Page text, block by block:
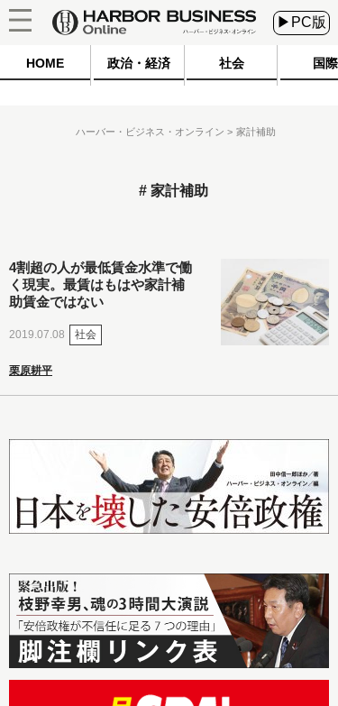
▶PC版
HOME 政治・経済 社会 国際
ハーバー・ビジネス・オンライン 家計補助
家計補助
4割超の人が最低賃金水準で働
く現実。最賃はもはや家計補
助賃金ではない
2019.07.08 社会
栗原耕平